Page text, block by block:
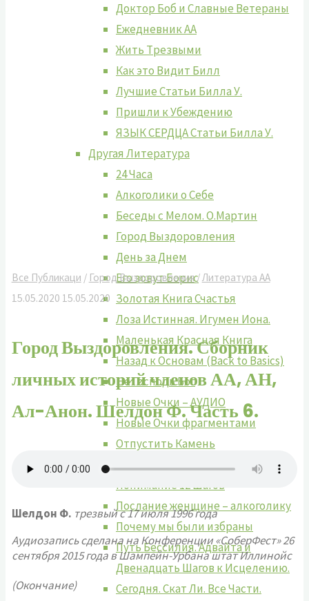
Доктор Боб и Славные Ветераны
Ежедневник АА
Жить Tрезвыми
Как это Видит Билл
Лучшие Cтатьи Билла У.
Пришли к Убеждению
ЯЗЫК СЕРДЦА Статьи Билла У.
Другая Литература
24 Часа
Алкоголики о Себе
Беседы с Мелом. О.Мартин
Город Выздоровления
День за Днем
Его зовут Борис
Золотая Книга Счастья
Лоза Истинная. Игумен Иона.
Маленькая Красная Книга
Назад к Основам (Back to Basics)
Не Господь Бог
Новые Очки – АУДИО
Новые Очки фрагментами
Отпустить Камень
Передай это дальше
Понимание 12 Шагов
Послание женщине – алкоголику
Почему мы были избраны
Путь Бессилия. Адвайта и
Двенадцать Шагов к Исцелению.
Сегодня. Скат Ли. Все Части.
Все Публикаци / Город Выздоровления/ Литература АА
15.05.2020 15.05.2020
Город Выздоровления. Сборник
личных историй членов АА, АН,
Ал-Анон. Шелдон Ф. Часть 6.
Шелдон Ф. трезвый с 17 июля 1996 года
Аудиозапись сделана на Конференции «СоберФест» 26
сентября 2015 года в Шампейн-Урбана штат Иллинойс
(Окончание)